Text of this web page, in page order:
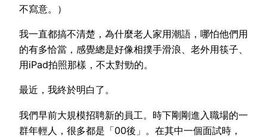
不寫意。）
我一直都搞不清楚，為什麼老人家用潮語，哪怕他們用
的有多恰當，感覺總是好像相撲手滑浪、老外用筷子、
用iPad拍照那樣，不太對勁的。
最近，我終於明白了。
我們早前大規模招聘新的員工。時下剛剛進入職場的一
群年輕人，很多都是「00後」。在其中一個面試時，